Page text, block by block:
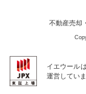
不動産売却
イエウール
運営していま